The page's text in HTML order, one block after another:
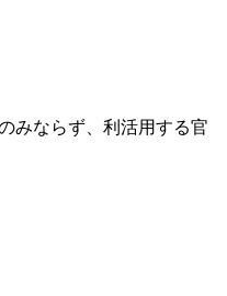
ならず、利活用する官